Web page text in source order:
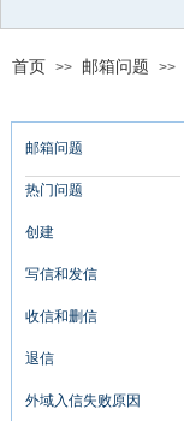
首页 >> 邮箱问题 >>
邮箱问题
热门问题
创建
写信和发信
收信和删信
退信
外域入信失败原因